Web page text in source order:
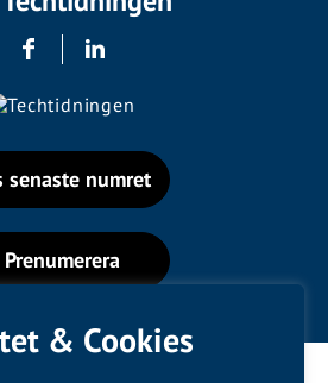
& Cookies
senaste numret
Prenumerera